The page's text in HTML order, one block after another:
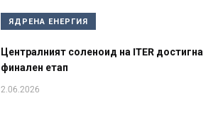
ЯДРЕНА ЕНЕРГИЯ
Централният соленоид на ITER достигна
финален етап
2.06.2026